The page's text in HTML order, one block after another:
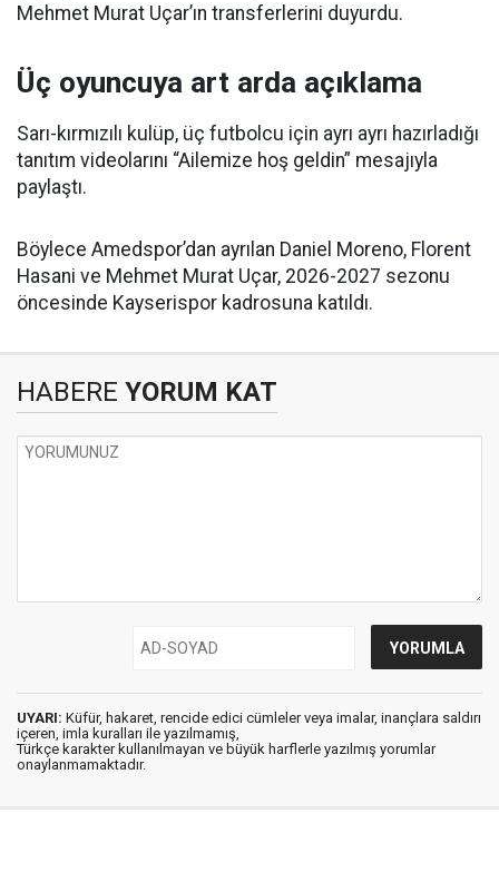
Mehmet Murat Uçar’ın transferlerini duyurdu.
Üç oyuncuya art arda açıklama
Sarı-kırmızılı kulüp, üç futbolcu için ayrı ayrı hazırladığı
tanıtım videolarını “Ailemize hoş geldin” mesajıyla
paylaştı.
Böylece Amedspor’dan ayrılan Daniel Moreno, Florent
Hasani ve Mehmet Murat Uçar, 2026-2027 sezonu
öncesinde Kayserispor kadrosuna katıldı.
HABERE YORUM KAT
UYARI: Küfür, hakaret, rencide edici cümleler veya imalar, inançlara saldırı
içeren, imla kuralları ile yazılmamış,
Türkçe karakter kullanılmayan ve büyük harflerle yazılmış yorumlar
onaylanmamaktadır.